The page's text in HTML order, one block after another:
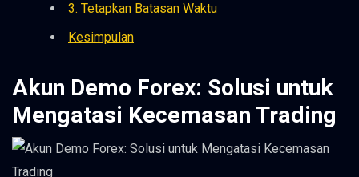
3. Tetapkan Batasan Waktu
Kesimpulan
Akun Demo Forex: Solusi untuk
Mengatasi Kecemasan Trading